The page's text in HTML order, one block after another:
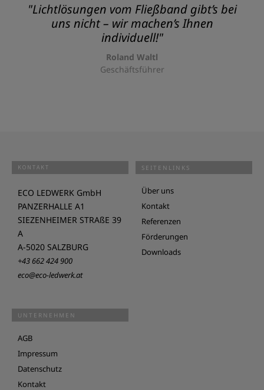
"Lichtlösungen vom Fließband gibt’s bei
uns nicht – wir machen’s Ihnen
individuell!"
Roland Waltl
Geschäftsführer
KONTAKT
ECO LEDWERK GmbH
PANZERHALLE A1
SIEZENHEIMER STRAßE 39
A
A-5020 SALZBURG
+43 662 424 900
eco@eco-ledwerk.at
SEITENLINKS
Über uns
Kontakt
Referenzen
Förderungen
Downloads
UNTERNEHMEN
AGB
Impressum
Datenschutz
Kontakt